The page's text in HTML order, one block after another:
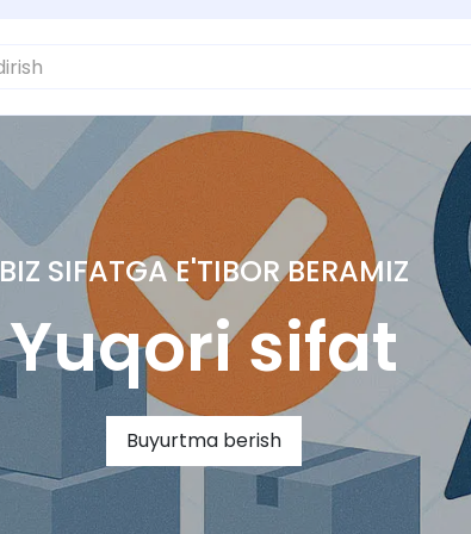
BIZ SIFATGA E'TIBOR BERAMIZ
Yuqori sifat
Buyurtma berish